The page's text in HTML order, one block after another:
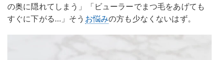
の奥に隠れてしまう」「ビューラーでまつ毛をあげても
すぐに下がる…」そう お悩みの方も少なくないはず。